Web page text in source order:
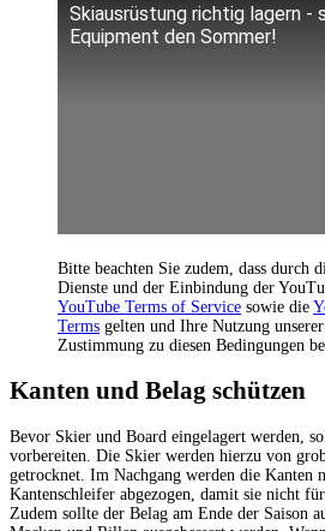
Skiausrüstung richtig lagern -
Equipment den Sommer!
Bitte beachten Sie zudem, dass durch
Dienste und der Einbindung der
YouTube Terms of Service sowie die
Terms gelten und Ihre Nutzung
Zustimmung zu diesen Bedingungen
Kanten und Belag schützen
Bevor Skier und Board eingelagert werden,
vorbereiten. Die Skier werden hierzu von
getrocknet. Im Nachgang werden die Kanten
Kantenschleifer abgezogen, damit sie nicht
Zudem sollte der Belag am Ende der Saison